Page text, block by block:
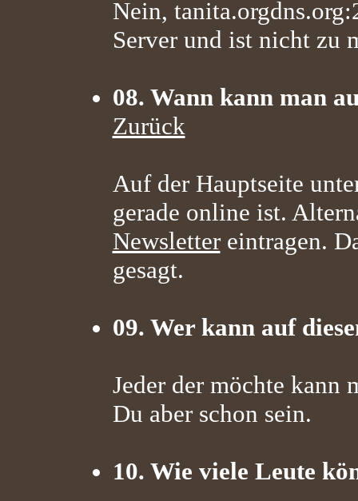
Nein,
Server und ist nicht zu
08. Wann kann man
Zurück
Auf der Hauptseite
gerade online ist.
Newslettereintragen.
gesagt.
09. Wer kann auf
Jeder der möchte kann
Du aber schon sein.
10. Wie viele Leute